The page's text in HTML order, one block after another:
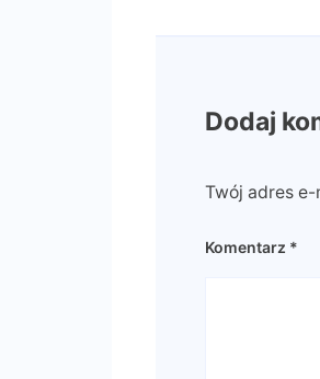
Dodaj
Twój adres
Komentarz *